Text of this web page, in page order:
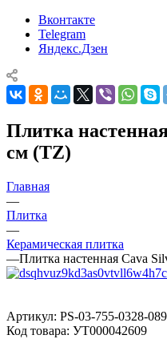
Вконтакте
Telegram
Яндекс.Дзен
Плитка
см (TZ)
Главная
—
Плитка
—
Керамическая плитка
—Плитка настенная Cava
Артикул: PS-03-755-0328-
Код товара: УТ000042609